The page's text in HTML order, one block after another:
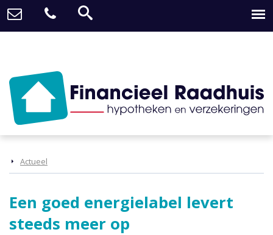
Actueel
Een goed energielabel levert
steeds meer op